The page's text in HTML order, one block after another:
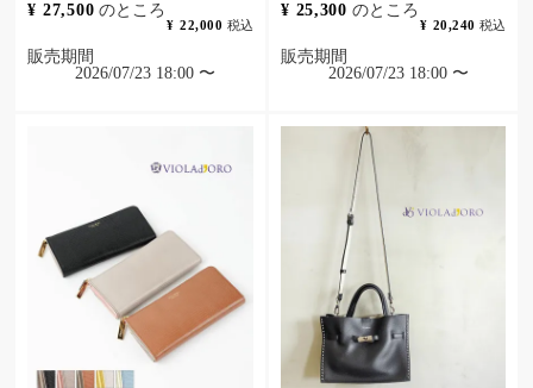
¥ 27,500 のところ
¥ 22,000 税込
販売期間
2026/07/23 18:00 〜
¥ 25,300 のところ
¥ 20,240 税込
販売期間
2026/07/23 18:00 〜